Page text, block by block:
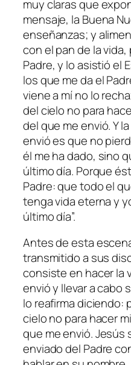
muy claras que
mensaje, la Buena
enseñanzas; y
con el pan de la
Padre, y lo asistió el
los que me da el
viene a mí no lo
del cielo no para
del que me envió. Y
envió es que no
él me ha dado, sino
último día. Porque
Padre: que todo el
tenga vida eterna y
último día”.
Antes de esta
transmitido a sus
consiste en hacer la
envió y llevar a cabo
lo reafirma diciendo:
cielo no para hacer
que me envió. Jesús
enviado del Padre